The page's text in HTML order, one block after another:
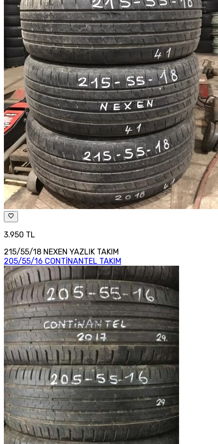
3.950 TL
215/55/18 NEXEN YAZLIK TAKIM
205/55/16 CONTİNANTEL TAKIM